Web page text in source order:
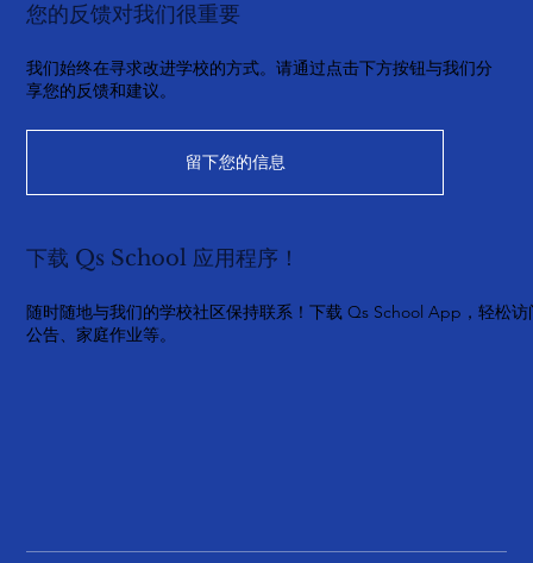
下载 Qs School 应用程序！
随时随地与我们的学校社区保持联系！下载 Qs School App，轻松访
公告、家庭作业等。
您的反馈对我们很重要
我们始终在寻求改进学校的方式。请通过点击下方按钮与我们分
享您的反馈和建议。
留下您的信息